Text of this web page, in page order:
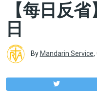
【每日反
日
By Mandarin Service,